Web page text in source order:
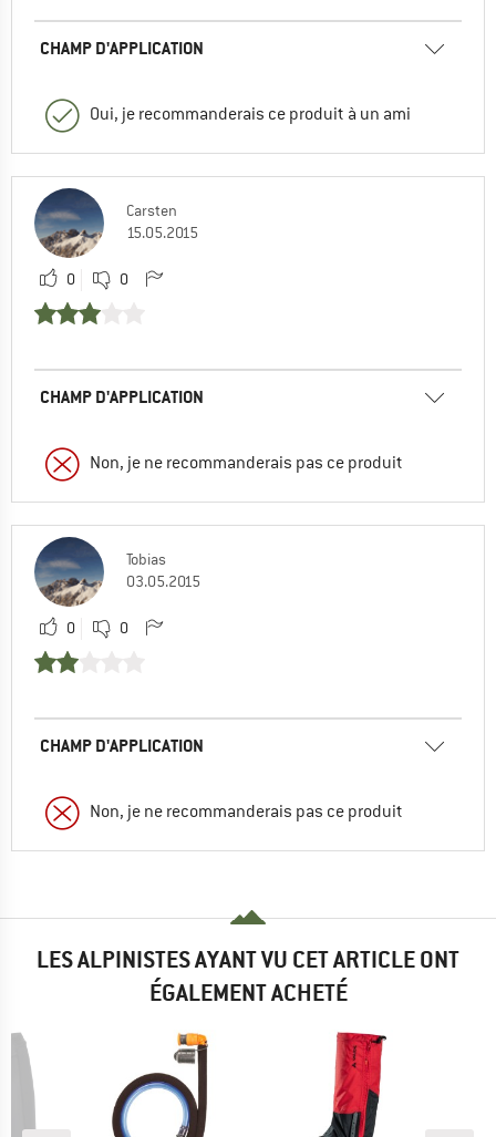
CHAMP D'APPLICATION
Oui, je recommanderais ce produit à un ami
Carsten
15.05.2015
0 0
CHAMP D'APPLICATION
Non, je ne recommanderais pas ce produit
Tobias
03.05.2015
0 0
CHAMP D'APPLICATION
Non, je ne recommanderais pas ce produit
LES ALPINISTES AYANT VU CET ARTICLE ONT
ÉGALEMENT ACHETÉ